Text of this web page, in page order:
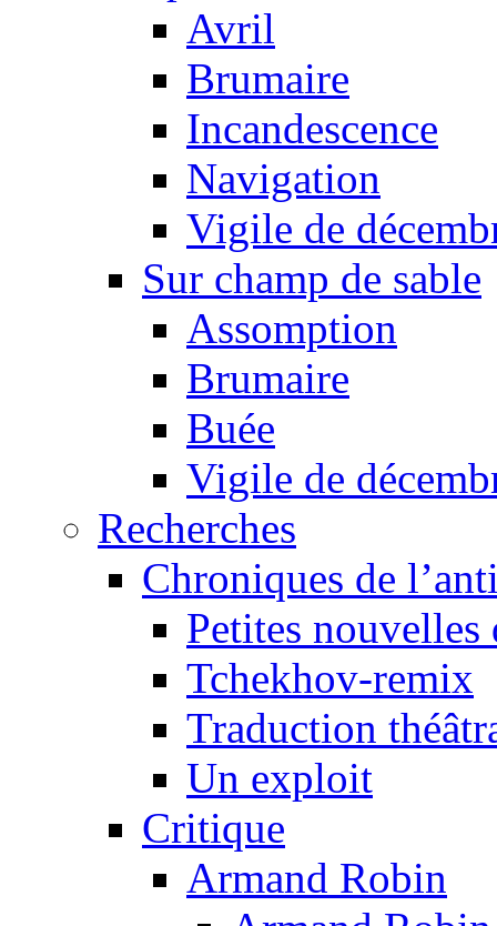
Avril
Brumaire
Incandescence
Navigation
Vigile de
Sur champ de sable
Assomption
Brumaire
Buée
Vigile de
Recherches
Chroniques de
Petites
Tchekhov-remix
Traduction
Un exploit
Critique
Armand Robin